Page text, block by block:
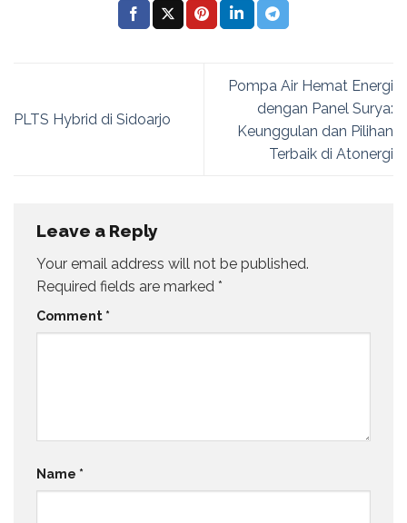
PLTS Hybrid di Sidoarjo
Pompa Air Hemat Energi
dengan Panel Surya:
Keunggulan dan Pilihan
Terbaik di Atonergi
Leave a Reply
Your email address will not be published.
Required fields are marked *
Comment *
Name *